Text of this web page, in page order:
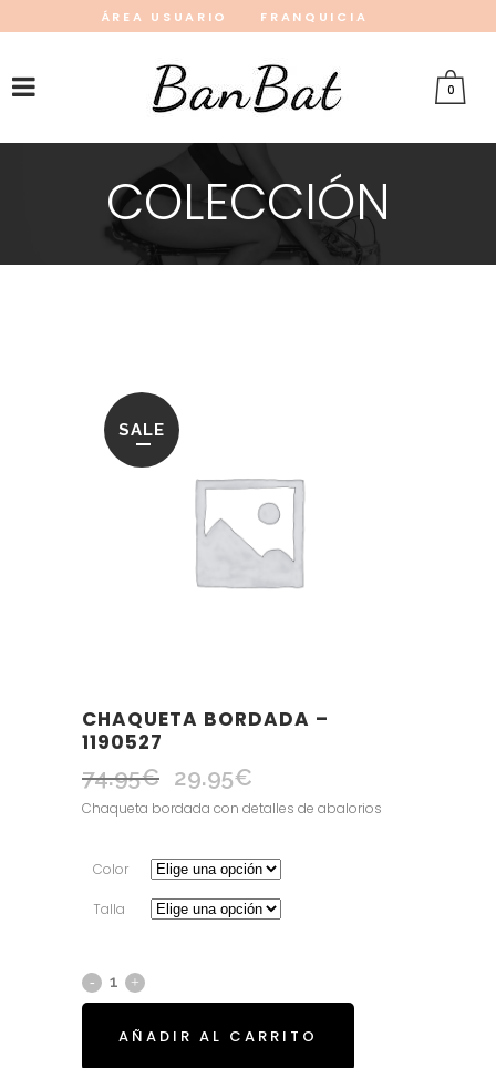
ÁREA USUARIO
FRANQUICIA
0
COLECCIÓN
SALE
CHAQUETA BORDADA –
1190527
74.95€
El
precio
era:
29.95€
precio
es:
Chaqueta bordada con detalles de abalorios
Color
Talla
AÑADIR AL CARRITO